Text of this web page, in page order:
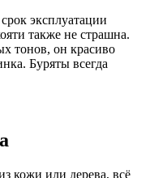
эксплуатации
также не страшна.
тонов, он красиво
Буряты всегда
кожи или дерева, всё